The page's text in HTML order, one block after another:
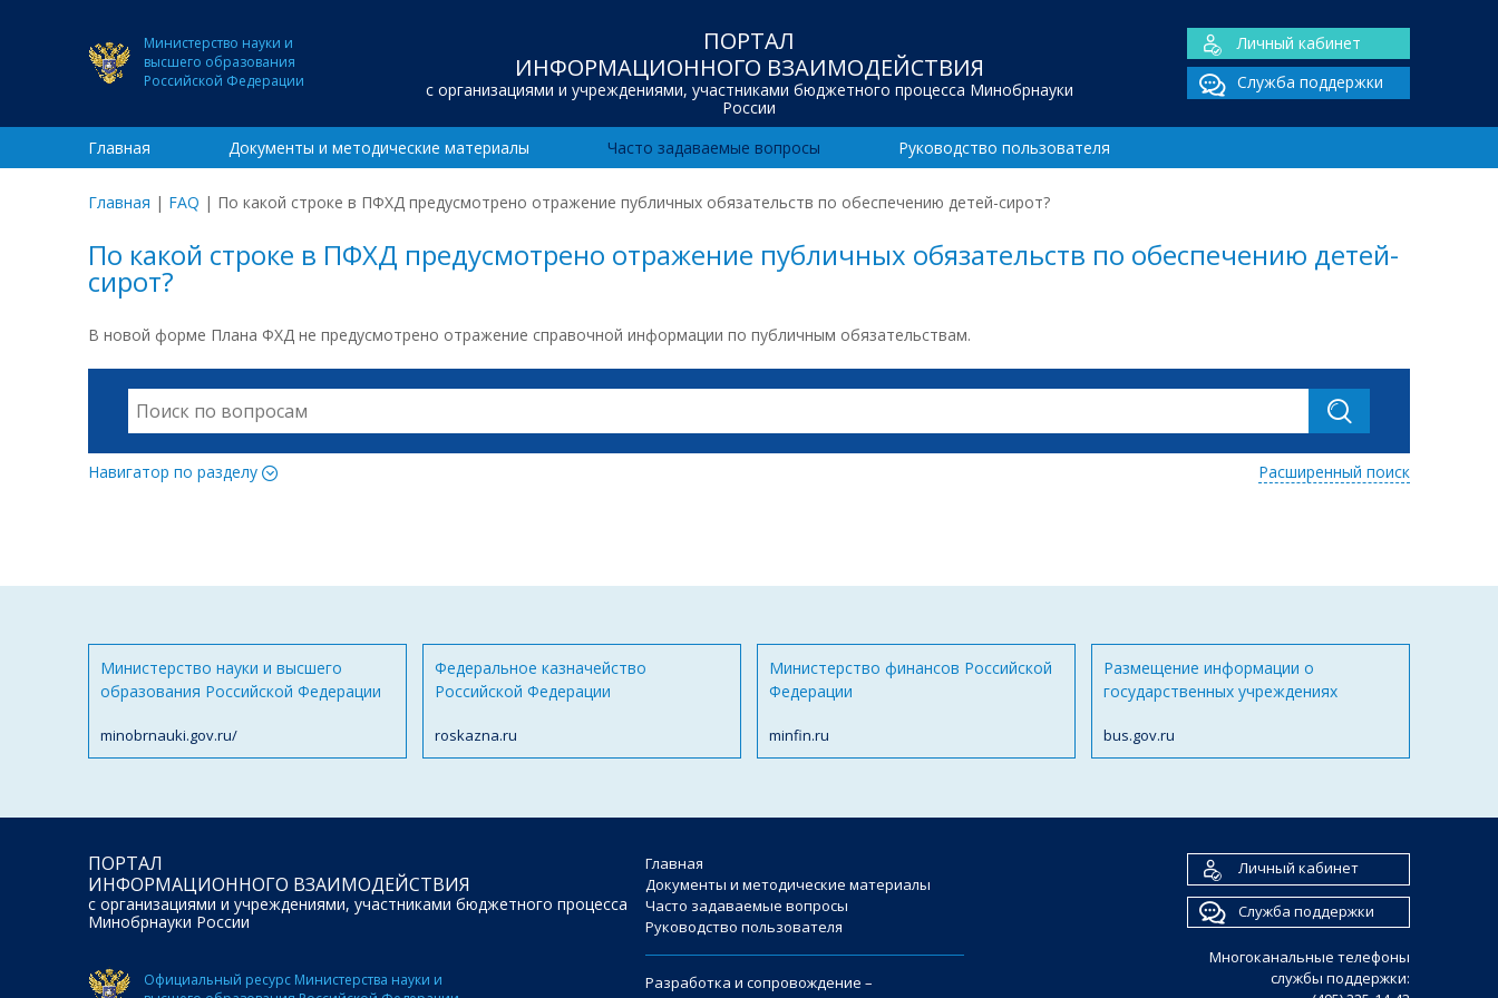
Министерство науки и
высшего образования
Российской Федерации
ПОРТАЛ
ИНФОРМАЦИОННОГО ВЗАИМОДЕЙСТВИЯ
с организациями и учреждениями, участниками бюджетного процесса Минобрнауки
России
Личный кабинет
Служба поддержки
Главная Документы и методические материалы Часто задаваемые вопросы Руководство пользователя
Главная | FAQ | По какой строке в ПФХД предусмотрено отражение публичных обязательств по обеспечению детей-сирот?
По какой строке в ПФХД предусмотрено отражение публичных обязательств по обеспечению детей-
сирот?
В новой форме Плана ФХД не предусмотрено отражение справочной информации по публичным обязательствам.
Навигатор по разделу Расширенный поиск
Министерство науки и высшего
образования Российской Федерации
minobrnauki.gov.ru/
Федеральное казначейство
Российской Федерации
roskazna.ru
Министерство финансов Российской
Федерации
minfin.ru
Размещение информации о
государственных учреждениях
bus.gov.ru
ПОРТАЛ
ИНФОРМАЦИОННОГО ВЗАИМОДЕЙСТВИЯ
с организациями и учреждениями, участниками бюджетного процесса
Минобрнауки России
Официальный ресурс Министерства науки и
Главная
Документы и методические материалы
Часто задаваемые вопросы
Руководство пользователя
Разработка и сопровождение –
Личный кабинет
Служба поддержки
Многоканальные телефоны
службы поддержки: